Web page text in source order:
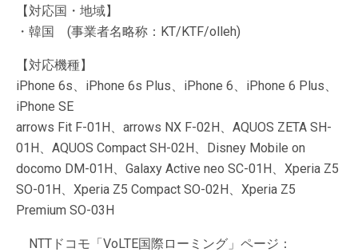
【対応国・地域】
・韓国 (事業者名略称：KT/KTF/olleh)
【対応機種】
iPhone 6s、iPhone 6s Plus、iPhone 6、iPhone 6 Plus、
iPhone SE
arrows Fit F-01H、arrows NX F-02H、AQUOS ZETA SH-
01H、AQUOS Compact SH-02H、Disney Mobile on
docomo DM-01H、Galaxy Active neo SC-01H、Xperia Z5
SO-01H、Xperia Z5 Compact SO-02H、Xperia Z5
Premium SO-03H
NTTドコモ「VoLTE国際ローミング」ページ：